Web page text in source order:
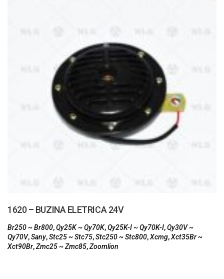
1620 – BUZINA ELETRICA 24V
Br250 ~ Br800,Qy25K ~ Qy70K,Qy25K-I ~ Qy70K-I,Qy30V ~
Qy70V,Sany,Stc25 ~ Stc75,Stc250 ~ Stc800,Xcmg,Xct35Br ~
Xct90Br,Zmc25 ~ Zmc85,Zoomlion